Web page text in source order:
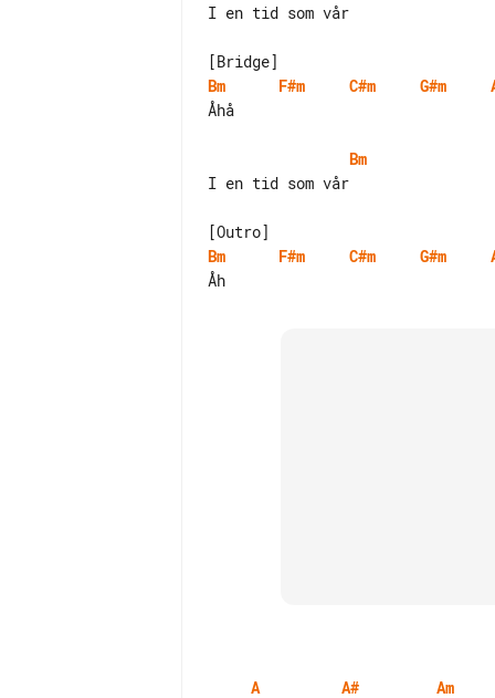
I en tid som vår
Bm
F#m C#m G#m
Åhå
Bm
I en tid som vår
Bm
F#m C#m G#m
A A# Am